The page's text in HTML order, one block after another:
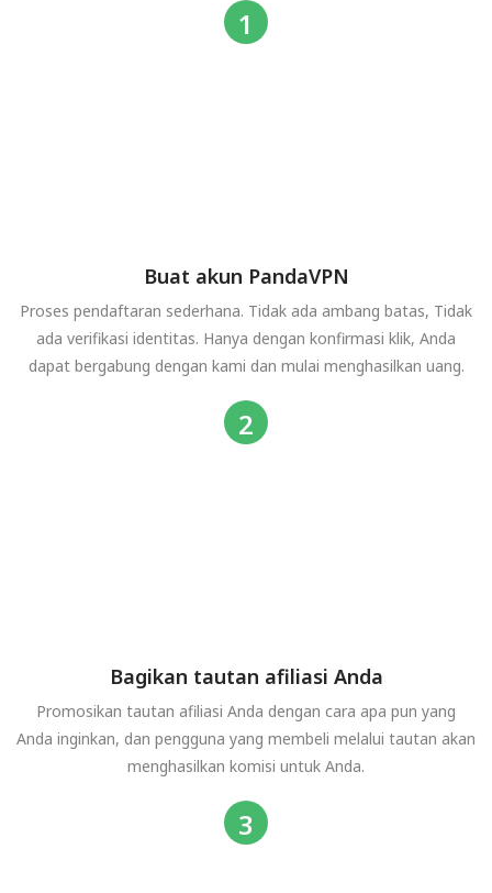
Buat akun PandaVPN
Proses pendaftaran sederhana. Tidak ada ambang batas, Tidak
ada verifikasi identitas. Hanya dengan konfirmasi klik, Anda
dapat bergabung dengan kami dan mulai menghasilkan uang.
Bagikan tautan afiliasi Anda
Promosikan tautan afiliasi Anda dengan cara apa pun yang
Anda inginkan, dan pengguna yang membeli melalui tautan akan
menghasilkan komisi untuk Anda.